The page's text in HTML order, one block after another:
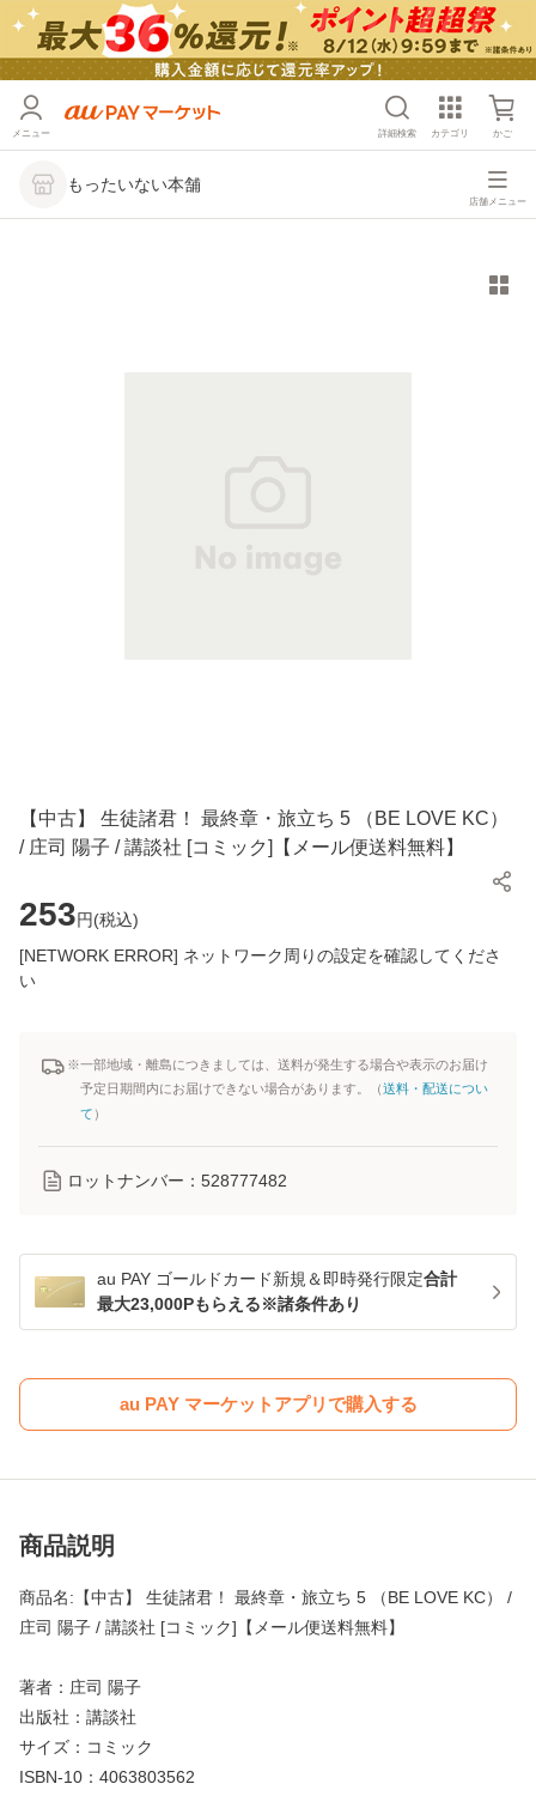
メニュー 詳細検索 カテゴリ かご
もったいない本舗
店舗メニュー
【中古】 生徒諸君！ 最終章・旅立ち 5 （BE LOVE KC）
/ 庄司 陽子 / 講談社 [コミック]【メール便送料無料】
253円(税込)
[NETWORK ERROR] ネットワーク周りの設定を確認してくださ
い
※一部地域・離島につきましては、送料が発生する場合や表示のお届け
予定日期間内にお届けできない場合があります。（送料・配送につい
て ）
ロットナンバー： 528777482
au PAY ゴールドカード新規＆即時発行限定合計
最大23,000Pもらえる※諸条件あり
au PAY マーケットアプリで購入する
商品説明
商品名:【中古】 生徒諸君！ 最終章・旅立ち 5 （BE LOVE KC） /
庄司 陽子 / 講談社 [コミック]【メール便送料無料】
著者：庄司 陽子
出版社：講談社
サイズ：コミック
ISBN-10：4063803562